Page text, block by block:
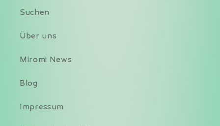
Suchen
Über uns
Miromi News
Blog
Impressum